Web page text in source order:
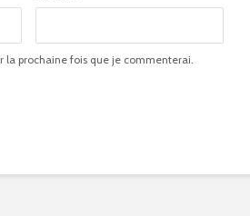
prochaine fois que je commenterai.